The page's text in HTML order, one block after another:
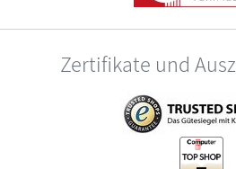
Zertifikate und